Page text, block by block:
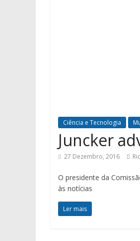
Ciência e Tecnologia
Juncker
27 Dezembro, 2016
O presidente da
às notícias
Ler mais